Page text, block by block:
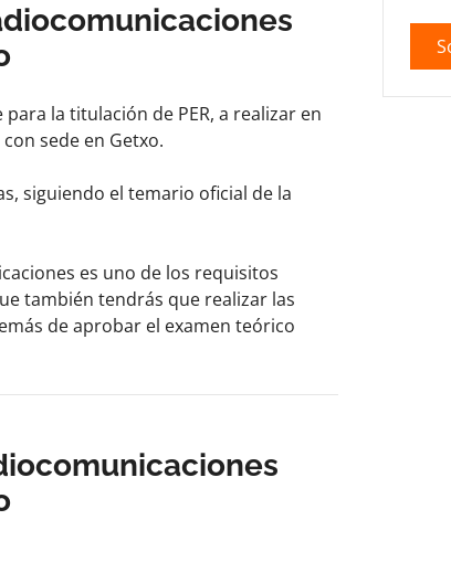
la titulación de PER, a realizar en
sede en Getxo.
siguiendo el temario oficial de la
es uno de los requisitos
también tendrás que realizar las
de aprobar el examen teórico